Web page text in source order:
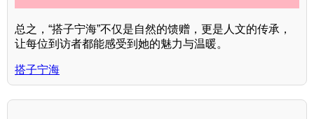
总之，“搭子宁海”不仅是自然的馈赠，更是人文的传承，
让每位到访者都能感受到她的魅力与温暖。
搭子宁海